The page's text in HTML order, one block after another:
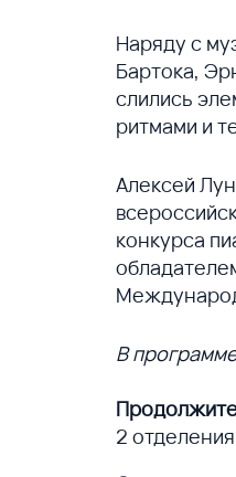
Наряду с
Бартока,
слились
ритмами и
Алексей
конкурса
В
2